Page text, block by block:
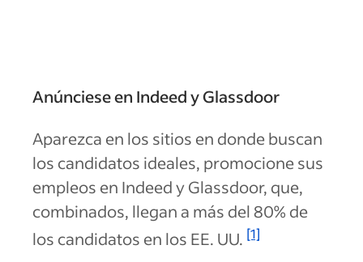
Anúnciese en Indeed y Glassdoor
Aparezca en los sitios en donde buscan
los candidatos ideales, promocione sus
empleos en Indeed y Glassdoor, que,
combinados, llegan a más del 80% de
los candidatos en los EE. UU. [1]